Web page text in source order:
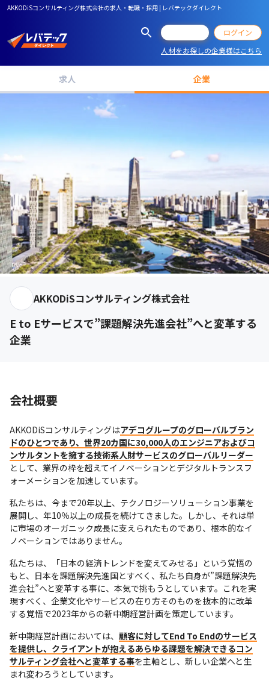
AKKODiSコンサルティング株式会社の求人・転職・採用 | レバテックダイレクト
ログイン
人材をお探しの企業様はこちら
求人 企業
AKKODiSコンサルティング株式会社
E to Eサービスで”課題解決先進会社”へと変革する
企業
会社概要
AKKODiSコンサルティングはアデコグループのグローバルブラン
ドのひとつであり、世界20カ国に30,000人のエンジニアおよびコ
ンサルタントを擁する技術系人財サービスのグローバルリーダー
として、業界の枠を超えてイノベーションとデジタルトランスフ
ォーメーションを加速しています。
私たちは、今まで20年以上、テクノロジーソリューション事業を
展開し、年10％以上の成長を続けてきました。しかし、それは単
に市場のオーガニック成長に支えられたものであり、根本的なイ
ノベーションではありません。
私たちは、「日本の経済トレンドを変えてみせる」という覚悟の
もと、日本を課題解決先進国とすべく、私たち自身が”課題解決先
進会社”へと変革する事に、本気で挑もうとしています。これを実
現すべく、企業文化やサービスの在り方そのものを抜本的に改革
する覚悟で2023年からの新中期経営計画を策定しています。
新中期経営計画においては、 顧客に対してEnd To Endのサービス
を提供し、クライアントが抱えるあらゆる課題を解決できるコン
サルティング会社へと変革する事を主軸とし、新しい企業へと生
まれ変わろうとしています。